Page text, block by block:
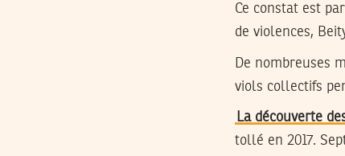
Ce constat est
de violences,
De nombreuses
viols collectifs
La découverte
tollé en 2017.